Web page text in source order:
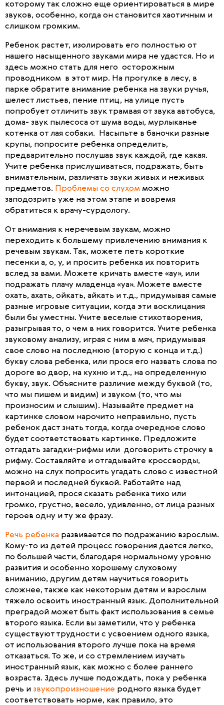
которому так сложно еще ориентироваться в мире
звуков, особенно, когда он становится хаотичным и
слишком громким.
Ребенок растет, изолировать его полностью от
нашего насыщенного звуками мира не удастся. Но и
здесь можно стать для него осторожным
проводником в этот мир. На прогулке в лесу, в
парке обратите внимание ребенка на звуки ручья,
шелест листьев, пение птиц, на улице пусть
попробует отличить звук трамвая от звука автобуса,
дома- звук пылесоса от шума воды, мурлыканье
котенка от лая собаки. Насыпьте в баночки разные
крупы, попросите ребенка определить,
предварительно послушав звук каждой, где какая.
Учите ребенка прислушиваться, подражать, быть
внимательным, различать звуки живых и неживых
предметов. Проблемы со слухом можно
заподозрить уже на этом этапе и вовремя
обратиться к врачу-сурдологу.
От внимания к неречевым звукам, можно
переходить к большему привлечению внимания к
речевым звукам. Так, можете петь короткие
песенки а, о, у, и просить ребенка их повторить
вслед за вами. Можете кричать вместе «ау», или
подражать плачу младенца «уа». Можете вместе
охать, ахать, ойкать, айкать и т.д., придумывая самые
разные игровые ситуации, когда эти восклицания
были бы уместны. Учите веселые стихотворения,
разыгрывая то, о чем в них говорится. Учите ребенка
звуковому анализу, играя с ним в мяч, придумывая
свое слово на последнюю (вторую с конца и т.д.)
букву слова ребенка, или прося его назвать слова по
дороге во двор, на кухню и т.д., на определенную
букву, звук. Объясните различие между буквой (то,
что мы пишем и видим) и звуком (то, что мы
произносим и слышим). Называйте предмет на
картинке словом нарочито неправильно, пусть
ребенок даст знать тогда, когда очередное слово
будет соответствовать картинке. Предложите
отгадать загадки-рифмы или договорить строчку в
рифму. Составляйте и отгадывайте кроссворды,
можно на слух попросить угадать слово с известной
первой и последней буквой. Работайте над
интонацией, прося сказать ребенка тихо или
громко, грустно, весело, удивленно, от лица разных
героев одну и ту же фразу.
Речь ребенка развивается по подражанию взрослым.
Кому-то из детей процесс говорения дается легко,
по большей части, благодаря нормальному уровню
развития и особенно хорошему слуховому
вниманию, другим детям научиться говорить
сложнее, также как некоторым детям и взрослым
тяжело освоить иностранный язык. Дополнительной
преградой может быть факт использования в семье
второго языка. Если вы заметили, что у ребенка
существуют трудности с усвоением одного языка,
от использования второго лучше пока на время
отказаться. То же, и со стремлением изучать
иностранный язык, как можно с более раннего
возраста. Здесь лучше подождать, пока у ребенка
речь и звукопроизношение родного языка будет
соответствовать норме, как правило, это